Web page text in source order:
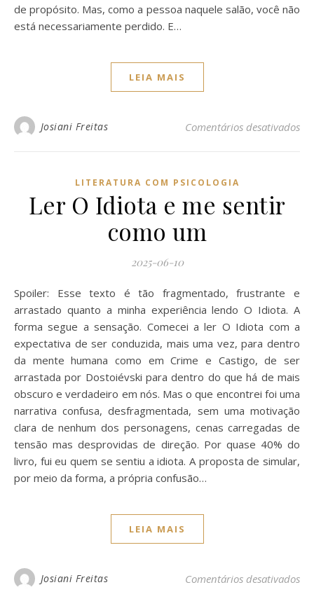
de propósito. Mas, como a pessoa naquele salão, você não
está necessariamente perdido. E…
LEIA MAIS
Josiani Freitas Comentários desativados
LITERATURA COM PSICOLOGIA
Ler O Idiota e me sentir
como um
2025-06-10
Spoiler: Esse texto é tão fragmentado, frustrante e
arrastado quanto a minha experiência lendo O Idiota. A
forma segue a sensação. Comecei a ler O Idiota com a
expectativa de ser conduzida, mais uma vez, para dentro
da mente humana como em Crime e Castigo, de ser
arrastada por Dostoiévski para dentro do que há de mais
obscuro e verdadeiro em nós. Mas o que encontrei foi uma
narrativa confusa, desfragmentada, sem uma motivação
clara de nenhum dos personagens, cenas carregadas de
tensão mas desprovidas de direção. Por quase 40% do
livro, fui eu quem se sentiu a idiota. A proposta de simular,
por meio da forma, a própria confusão…
LEIA MAIS
Josiani Freitas Comentários desativados